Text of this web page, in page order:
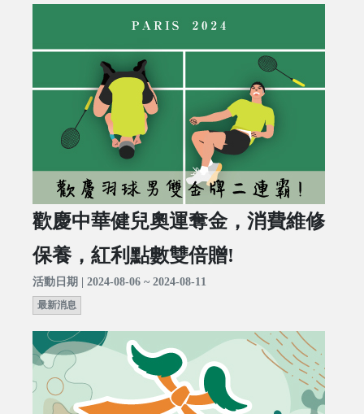
歡慶中華健兒奧運奪金，消費維修
保養，紅利點數雙倍贈!
活動日期 | 2024-08-06 ~ 2024-08-11
最新消息